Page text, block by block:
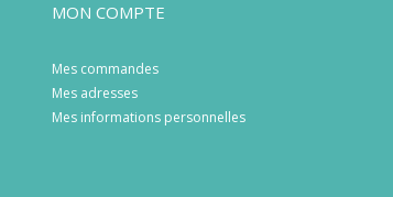
MON COMPTE
Mes commandes
Mes adresses
Mes informations personnelles